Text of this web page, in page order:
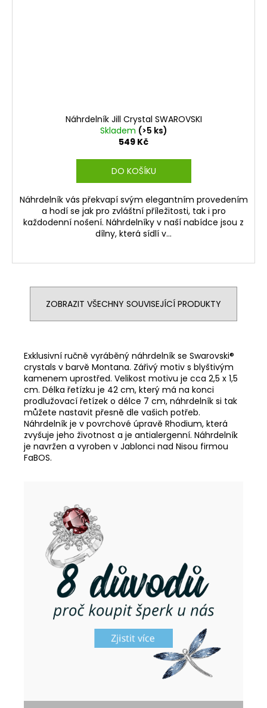
Náhrdelník Jill Crystal SWAROVSKI
Skladem (>5 ks)
549 Kč
DO KOŠÍKU
Náhrdelník vás překvapí svým elegantním provedením
a hodí se jak pro zvláštní příležitosti, tak i pro
každodenní nošení. Náhrdelníky v naší nabídce jsou z
dílny, která sídlí v...
ZOBRAZIT VŠECHNY SOUVISEJÍCÍ PRODUKTY
Exklusivní ručně vyráběný náhrdelník se Swarovski®
crystals v barvě Montana. Zářivý motiv s blyštivým
kamenem uprostřed. Velikost motivu je cca 2,5 x 1,5
cm. Délka řetízku je 42 cm, který má na konci
prodlužovací řetízek o délce 7 cm, náhrdelník si tak
můžete nastavit přesně dle vašich potřeb.
Náhrdelník je v povrchové úpravě Rhodium, která
zvyšuje jeho životnost a je antialergenní. Náhrdelník
je navržen a vyroben v Jablonci nad Nisou firmou
FaBOS.